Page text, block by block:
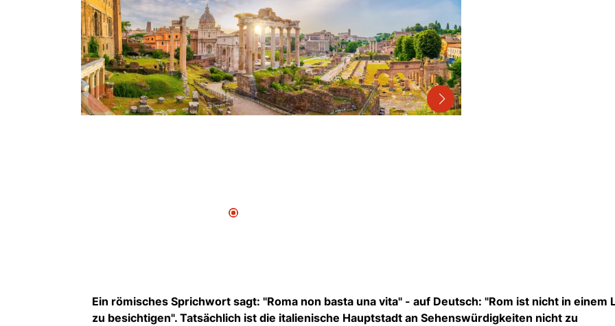
Ein römisches Sprichwort sagt: "Roma non basta una vita" - auf Deutsch: "Rom ist nicht in einem
zu besichtigen". Tatsächlich ist die italienische Hauptstadt an Sehenswürdigkeiten nicht zu